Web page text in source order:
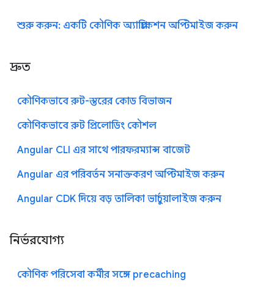
শুরু করুন: একটি কৌণিক অ্যাপ্লিকেশন অপ্টিমাইজ করুন
দ্রুত
কৌণিকভাবে রুট-স্তরের কোড বিভাজন
কৌণিকভাবে রুট প্রিলোডিং কৌশল
Angular CLI এর সাথে পারফরম্যান্স বাজেট
Angular এর পরিবর্তন সনাক্তকরণ অপ্টিমাইজ করুন
Angular CDK দিয়ে বড় তালিকা ভার্চুয়ালাইজ করুন
নির্ভরযোগ্য
কৌণিক পরিসেবা কর্মীর সঙ্গে precaching